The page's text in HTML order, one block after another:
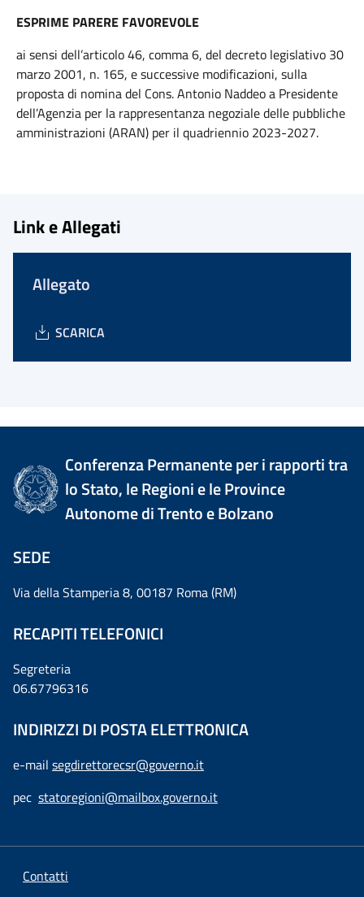
ESPRIME PARERE FAVOREVOLE
ai sensi dell’articolo 46, comma 6, del decreto legislativo 30
marzo 2001, n. 165, e successive modificazioni, sulla
proposta di nomina del Cons. Antonio Naddeo a Presidente
dell’Agenzia per la rappresentanza negoziale delle pubbliche
amministrazioni (ARAN) per il quadriennio 2023-2027.
Link e Allegati
Allegato
SCARICA
Conferenza Permanente per i rapporti tra
lo Stato, le Regioni e le Province
Autonome di Trento e Bolzano
SEDE
Via della Stamperia 8, 00187 Roma (RM)
RECAPITI TELEFONICI
Segreteria
06.67796316
INDIRIZZI DI POSTA ELETTRONICA
e-mail segdirettorecsr@governo.it
pec statoregioni@mailbox.governo.it
Contatti